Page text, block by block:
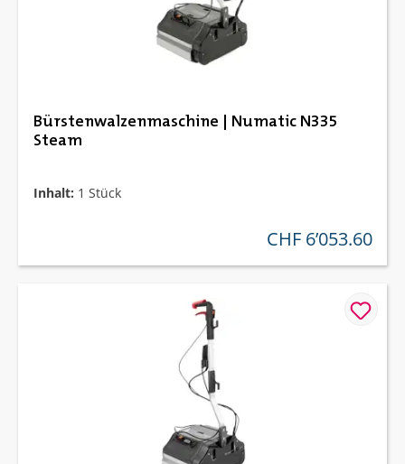
Bürstenwalzenmaschine | Numatic N335
Steam
Inhalt: 1 Stück
regulärer preis:
CHF 6’053.60